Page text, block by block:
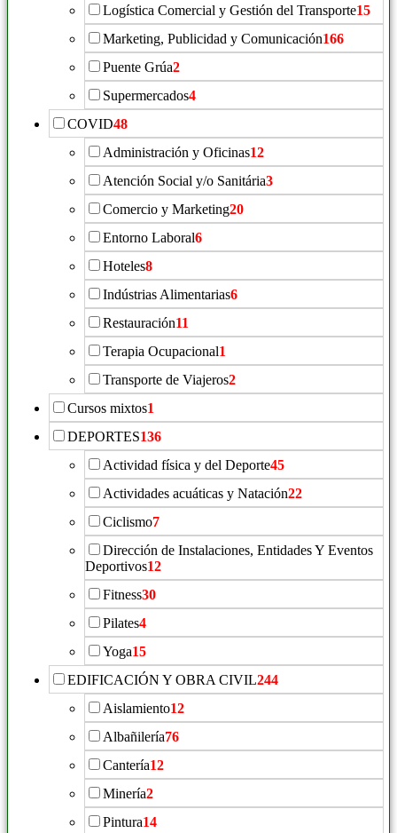
Logística Comercial y Gestión del Transporte15
Marketing, Publicidad y Comunicación166
Puente Grúa2
Supermercados4
COVID48
Administración y Oficinas12
Atención Social y/o Sanitária3
Comercio y Marketing20
Entorno Laboral6
Hoteles8
Indústrias Alimentarias6
Restauración11
Terapia Ocupacional1
Transporte de Viajeros2
Cursos mixtos1
DEPORTES136
Actividad física y del Deporte45
Actividades acuáticas y Natación22
Ciclismo7
Dirección de Instalaciones, Entidades Y Eventos
Deportivos12
Fitness30
Pilates4
Yoga15
EDIFICACIÓN Y OBRA CIVIL244
Aislamiento12
Albañilería76
Cantería12
Minería2
Pintura14